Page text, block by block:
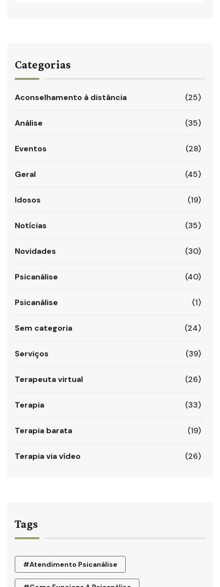
Categorias
Aconselhamento à distância (25)
Análise (35)
Eventos (28)
Geral (45)
Idosos (19)
Notícias (35)
Novidades (30)
Psicanálise (40)
Psicanálise (1)
Sem categoria (24)
Serviços (39)
Terapeuta virtual (26)
Terapia (33)
Terapia barata (19)
Terapia via vídeo (26)
Tags
#atendimento Psicanálise